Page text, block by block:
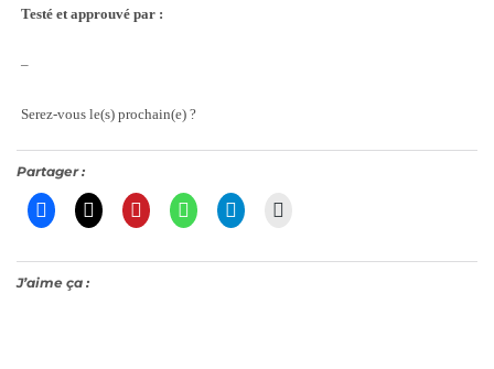
Testé et approuvé par :
–
Serez-vous le(s) prochain(e) ?
Partager :
J’aime ça :